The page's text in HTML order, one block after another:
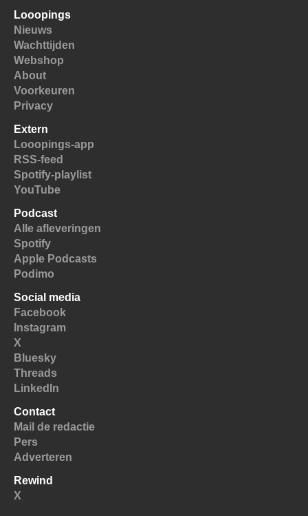
Looopings
Nieuws
Wachttijden
Webshop
About
Voorkeuren
Privacy
Extern
Looopings-app
RSS-feed
Spotify-playlist
YouTube
Podcast
Alle afleveringen
Spotify
Apple Podcasts
Podimo
Social media
Facebook
Instagram
X
Bluesky
Threads
LinkedIn
Contact
Mail de redactie
Pers
Adverteren
Rewind
X